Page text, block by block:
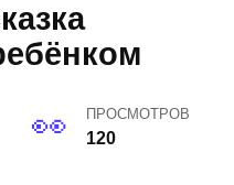
ПРОСМОТРОВ
120